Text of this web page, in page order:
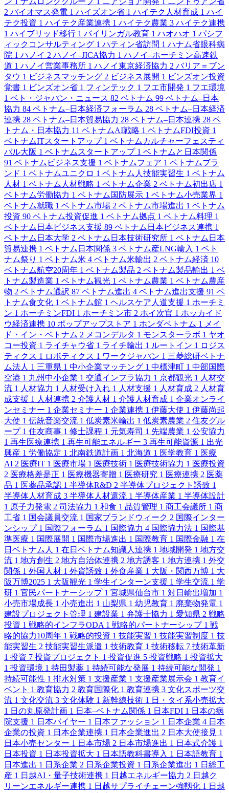
2 バイオマス発電 1 ハイズオン省 1 ハイテク人材育成 1 ハイ
テク投資 1 ハイテク産業連携 1 ハイテク農業 3 ハイテク連携
1 ハイブリッド移行 1 バイリンガル教育 1 ハオハオ 1 パシフ
ィックコンサルティング 1 ハティン省訪問 1 ハナム省眼科病
院 1 ハノイ 2 ハノイ–JICA協力 1 ハノイ–ホーチミン高速鉄
道 1 ハノイ営業事務所 1 ハノイ東京経済協力 2 バリア＝ブン
タウ 1 ビジネスマッチング 2 ビジネス展開 1 ビンズオン投資
覚書 1 ビンズオン省 1 フィンテック 1 フエ市開発 1 フエ環境
1 ベト・ジャパン・ニュース 82 ベトナム 99 ベトナム–日本
協力 84 ベトナム–日本経済フォーラム 28 ベトナム–日本経済
連携 28 ベトナム–日本貿易協力 28 ベトナム–日本連携 28 ベ
トナム・日本協力 11 ベトナムAI戦略 1 ベトナムFDI投資 1
ベトナムITスタートアップ 1 ベトナムカルチャーフェスティ
バル大阪 1 ベトナムスタートアップ 1 ベトナムと日本関係
91 ベトナムビジネス支援 1 ベトナムフェア 1 ベトナムブラ
ンド 1 ベトナムユニクロ 1 ベトナム人技能実習生 1 ベトナム
人材 1 ベトナム人材戦略 1 ベトナム企業 2 ベトナム初出店 1
ベトナム労働協力 1 ベトナム国防展示 1 ベトナム小売業界 1
ベトナム就職 1 ベトナム市場 2 ベトナム市場進出 1 ベトナム
投資 90 ベトナム投資促進 1 ベトナム拠点 1 ベトナム料理 1
ベトナム日本ビジネス支援 89 ベトナム日本ビジネス連携 1
ベトナム日本大学 2 ベトナム日本技術研究所 1 ベトナム日本
貿易連携 1 ベトナム日本関係 3 ベトナム産LNG輸入 1 ベト
ナム祭り 1 ベトナム米 4 ベトナム米輸出 2 ベトナム経済 10
ベトナム航空20周年 1 ベトナム製品 2 ベトナム製品輸出 1 ベ
トナム製造業 1 ベトナム観光 1 ベトナム農業 1 ベトナム農産
物 2 ベトナム通訳 87 ベトナム進出 4 ベトナム進出支援 91 ベ
トナム食文化 1 ベトナム館 1 ヘルスケア人道支援 1 ホーチミ
ン 1 ホーチミンFDI 1 ホーチミン市 2 ホイ次官 1 ホッカイド
ウ経済連携 10 ポップアップストア 1 ホンダベトナム 1
メイ
ド・イン・ベトナム 2 メコンデルタ 1 モンスターラボ 1 ヤオ
コー投資 1 ライチャウ省 1 ライチ輸出 1 ルートイン 1 ロジス
ティクス 1 ロボティクス 1 ワークジャパン 1 三菱総研ベトナ
ム法人 1 三重県 1 中小企業マッチング 1 中標津町 1 中部国際
空港 1 九州中小企業 1 交通インフラ協力 1 京都観光 1 人材交
流 1 人材協力 1 人材受け入れ 1 人材支援 1 人材育成 2 人材育
成支援 1 人材連携 2 介護人材 1 介護人材育成 1 企業オンライ
ンセミナー 1 企業セミナー 1 企業連携 1 伊藤大使 1 伊藤尚起
大使 1 伝統音楽交流 1 低炭素米輸出 1 低炭素農業 2 住友グル
ープ 1 住友商事 1 修士課程 1 元気寿司 1 先端農業 1 公安協力
1 再生医療連携 1 再生可能エネルギー 3 再生可能資源 1 出光
興産 1 労働協定 1 北南鉄道計画 1 北海道 1 医学教育 1 医療
AI 2 医療IT 1 医療市場 1 医療技術 1 医療技術協力 1 医療投資
2 医療格差是正 1 医療機器寄贈 1 医療研究 1 医療連携 2 医薬
品 1 医薬品承認 1 半導体R&D 2 半導体プロジェクト誘致 1
半導体人材育成 3 半導体人材還流 1 半導体産業 1 半導体設計
1 原子力発電 2 司法協力 1 和食 1 品質管理 1 商工会議所 1 商
工省 1 国会議員交流 1 国家ブランドウィーク 2 国際インター
ンシップ 1 国際フォーラム 1 国際協力 4 国際協力法 1 国際基
準医療 1 国際展開 1 国際市場進出 1 国際教育 1 国際金融 1 在
日ベトナム人 1 在日ベトナム知識人連携 1 地域開発 1 地方交
流 1 地方創生 2 地方自治体連携 2 地方誘客 1 地方連携 1 外交
関係 1 外国人材 1 外資誘致 1 外食産業 1 大阪・関西万博 1 大
阪万博2025 1 大阪観光 1 学生インターン支援 1 学生交流 1 学
研 1 官民パートナーシップ 1 宮城県仙台市 1 対日輸出増加 1
小売市場成長 1 小売進出 1 山梨県 1 幼児教育 1 廃棄物発電 1
建設プロジェクト管理 1 建設業 1 弁護士協力 1 愛知県 2 戦略
投資 1 戦略的インフラODA 1 戦略的パートナーシップ 1 戦
略的協力10周年 1 戦略的投資 1 技能実習 1 技能実習制度 1 技
能実習生 2 技能実習生派遣 1 技術教育 1 技術移転 7 技術革新
1 投資 7 投資プロジェクト 1 投資促進 5 投資戦略 1 投資拡大
1 投資環境 1 持田製薬 1 持続可能な発展 1 持続可能な開発 1
持続可能性 1 排水対策 1 支援産業 1 支援産業展示会 1 教育イ
ベント 1 教育協力 2 教育国際化 1 教育連携 3 文化スポーツ交
流 1 文化交流 3 文化体験 1 新幹線技術 1 日・タイ系小売拡大
1 日の丸原発計画 1 日本–ベトナム関係 1 日本FDI 1 日本の病
院支援 1 日本バイヤー 1 日本ファッション 1 日本企業 4 日本
企業の投資 1 日本企業連携 1 日本企業進出 2 日本大使接見 1
日本小売センター 1 日本市場 2 日本市場進出 1 日本式介護 1
日本投資 1 日本投資拡大 1 日本語教科書導入 1 日本語教育 1
日本進出 1 日系企業 2 日系企業投資 1 日系企業進出 1 日総工
産 1 日越AI・量子技術連携 1 日越エネルギー協力 2 日越ク
リーンエネルギー連携 1 日越サプライチェーン強靱化 1 日越